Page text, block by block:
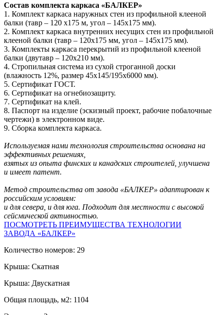
Состав комплекта каркаса «БАЛКЕР»
1. Комплект каркаса наружных стен из профильной клееной
балки (тавр – 120 х175 м, угол – 145х175 мм).
2. Комплект каркаса внутренних несущих стен из профильной
клееной балки (тавр – 120х175 мм, угол – 145х175 мм).
3. Комплекты каркаса перекрытий из профильной клееной
балки (двутавр – 120х210 мм).
4. Стропильная система из сухой строганной доски
(влажность 12%, размер 45х145/195х6000 мм).
5. Сертификат ГОСТ.
6. Сертификат на огнебиозащиту.
7. Сертификат на клей.
8. Паспорт на изделие (эскизный проект, рабочие побалочные
чертежи) в электронном виде.
9. Сборка комплекта каркаса.
Используемая нами технология строительства основана на
эффективных решениях,
взятых из опыта финских и канадских строителей, улучшена
и имеет патент.
Метод строительства от завода «БАЛКЕР» адаптирован к
российским условиям:
и для севера, и для юга. Подходит для местности с высокой
сейсмической активностью.
ПОСМОТРЕТЬ ПРЕИМУЩЕСТВА ТЕХНОЛОГИИ
ЗАВОДА «БАЛКЕР»
Количество номеров: 29
Крыша: Скатная
Крыша: Двускатная
Общая площадь, м2: 1104